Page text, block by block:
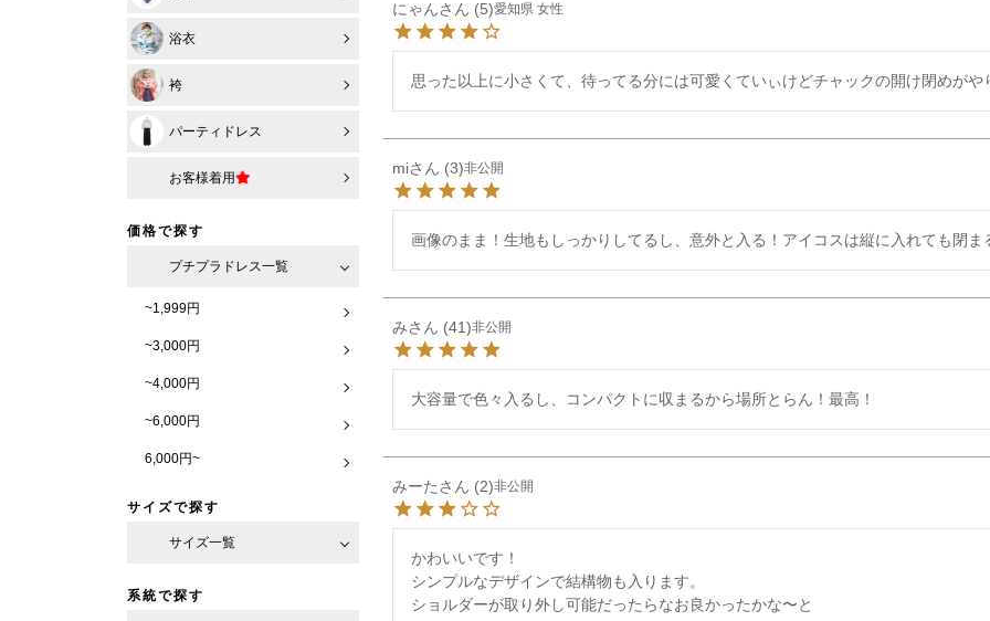
浴衣
袴
パーティドレス
お客様着用
価格で探す
プチプラドレス一覧
~1,999円
~3,000円
~4,000円
~6,000円
6,000円~
サイズで探す
サイズ一覧
系統で探す
にゃん 5 愛知県 女性
思った以上に小さくて、待ってる分には可愛くていぃけどチャックの開け閉めが
mi 3 非公開
画像のまま！生地もしっかりしてるし、意外と入る！アイコスは縦に入れても閉ま
み 41 非公開
大容量で色々入るし、コンパクトに収まるから場所とらん！最高！
みーた 2 非公開
かわいいです！
シンプルなデザインで結構物も入ります。
ショルダーが取り外し可能だったらなお良かったかな〜と